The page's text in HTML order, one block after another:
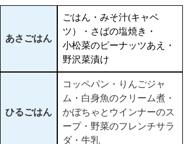
あさごはん
ごはん・みそ汁(キャベ
ツ）・さばの塩焼き・
小松菜のピーナッツあえ・
野沢菜漬け
ひるごはん
コッペパン・りんごジャ
ム・白身魚のクリーム煮・
かぼちゃとウインナーのス
ープ・野菜のフレンチサラ
ダ・牛乳